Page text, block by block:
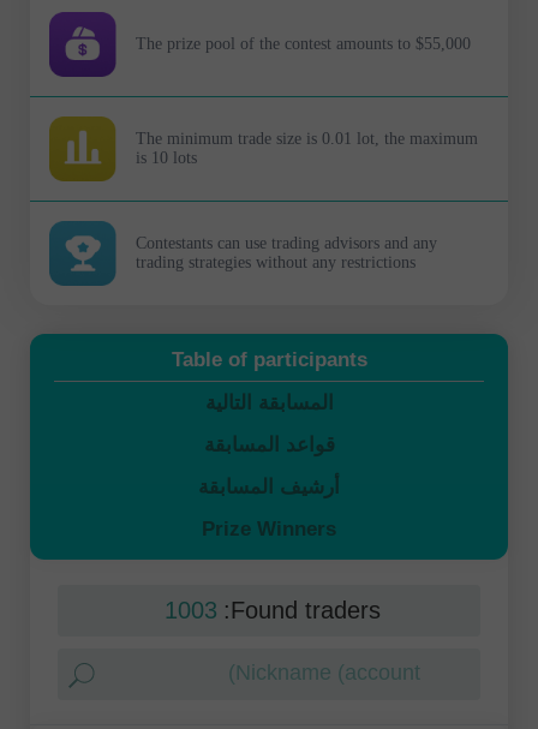
The prize pool of the contest amounts to $55,000
The minimum trade size is 0.01 lot, the maximum
is 10 lots
Contestants can use trading advisors and any
trading strategies without any restrictions
Table of participants
المسابقة التالية
قواعد المسابقة
أرشيف المسابقة
Prize Winners
Found traders:
1003